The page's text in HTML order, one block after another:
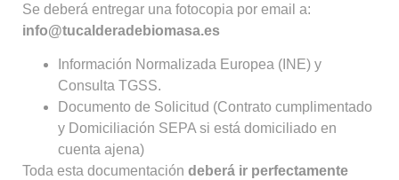
Se deberá entregar una fotocopia por email a:
info@tucalderadebiomasa.es
Información Normalizada Europea (INE) y
Consulta TGSS.
Documento de Solicitud (Contrato cumplimentado
y Domiciliación SEPA si está domiciliado en
cuenta ajena)
Toda esta documentación deberá ir perfectamente